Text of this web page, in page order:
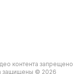
контента запрещено
защищены © 2026